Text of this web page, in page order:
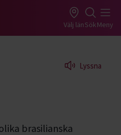
Välj länSökMeny
Lyssna
brasilianska